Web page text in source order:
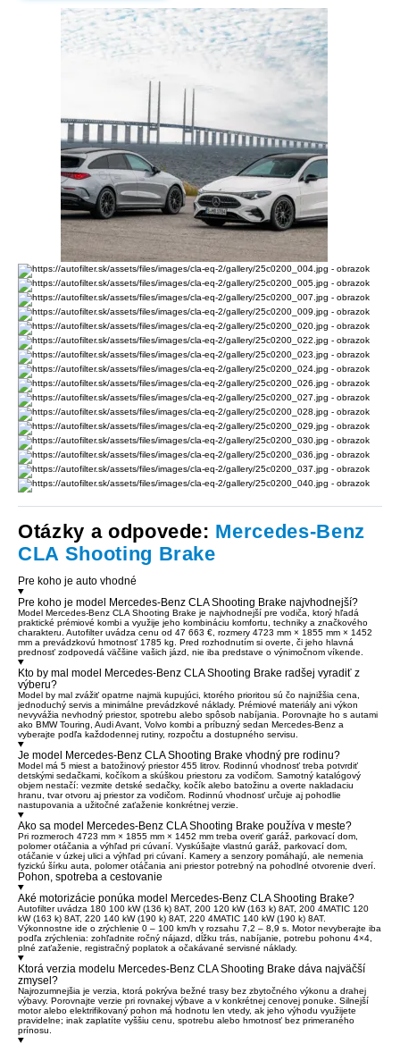
Otázky a odpovede: Mercedes-Benz
CLA Shooting Brake
Pre koho je auto vhodné
Pre koho je model Mercedes-Benz CLA Shooting Brake najvhodnejší?
Model Mercedes-Benz CLA Shooting Brake je najvhodnejší pre vodiča, ktorý hľadá
praktické prémiové kombi a využije jeho kombináciu komfortu, techniky a značkového
charakteru. Autofilter uvádza cenu od 47 663 €, rozmery 4723 mm × 1855 mm × 1452
mm a prevádzkovú hmotnosť 1785 kg. Pred rozhodnutím si overte, či jeho hlavná
prednosť zodpovedá väčšine vašich jázd, nie iba predstave o výnimočnom víkende.
Kto by mal model Mercedes-Benz CLA Shooting Brake radšej vyradiť z
výberu?
Model by mal zvážiť opatrne najmä kupujúci, ktorého prioritou sú čo najnižšia cena,
jednoduchý servis a minimálne prevádzkové náklady. Prémiové materiály ani výkon
nevyvážia nevhodný priestor, spotrebu alebo spôsob nabíjania. Porovnajte ho s autami
ako BMW Touring, Audi Avant, Volvo kombi a príbuzný sedan Mercedes-Benz a
vyberajte podľa každodennej rutiny, rozpočtu a dostupného servisu.
Je model Mercedes-Benz CLA Shooting Brake vhodný pre rodinu?
Model má 5 miest a batožinový priestor 455 litrov. Rodinnú vhodnosť treba potvrdiť
detskými sedačkami, kočíkom a skúškou priestoru za vodičom. Samotný katalógový
objem nestačí: vezmite detské sedačky, kočík alebo batožinu a overte nakladaciu
hranu, tvar otvoru aj priestor za vodičom. Rodinnú vhodnosť určuje aj pohodlie
nastupovania a užitočné zaťaženie konkrétnej verzie.
Ako sa model Mercedes-Benz CLA Shooting Brake používa v meste?
Pri rozmeroch 4723 mm × 1855 mm × 1452 mm treba overiť garáž, parkovací dom,
polomer otáčania a výhľad pri cúvaní. Vyskúšajte vlastnú garáž, parkovací dom,
otáčanie v úzkej ulici a výhľad pri cúvaní. Kamery a senzory pomáhajú, ale nemenia
fyzickú šírku auta, polomer otáčania ani priestor potrebný na pohodlné otvorenie dverí.
Pohon, spotreba a cestovanie
Aké motorizácie ponúka model Mercedes-Benz CLA Shooting Brake?
Autofilter uvádza 180 100 kW (136 k) 8AT, 200 120 kW (163 k) 8AT, 200 4MATIC 120
kW (163 k) 8AT, 220 140 kW (190 k) 8AT, 220 4MATIC 140 kW (190 k) 8AT.
Výkonnostne ide o zrýchlenie 0 – 100 km/h v rozsahu 7,2 – 8,9 s. Motor nevyberajte iba
podľa zrýchlenia: zohľadnite ročný nájazd, dĺžku trás, nabíjanie, potrebu pohonu 4×4,
plné zaťaženie, registračný poplatok a očakávané servisné náklady.
Ktorá verzia modelu Mercedes-Benz CLA Shooting Brake dáva najväčší
zmysel?
Najrozumnejšia je verzia, ktorá pokrýva bežné trasy bez zbytočného výkonu a drahej
výbavy. Porovnajte verzie pri rovnakej výbave a v konkrétnej cenovej ponuke. Silnejší
motor alebo elektrifikovaný pohon má hodnotu len vtedy, ak jeho výhodu využijete
pravidelne; inak zaplatíte vyššiu cenu, spotrebu alebo hmotnosť bez primeraného
prínosu.